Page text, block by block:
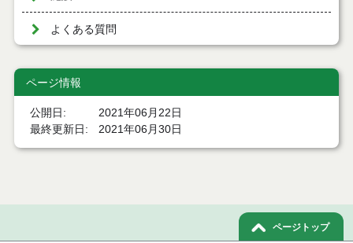
よくある質問
ページ情報
公開日
2021年06月22日
最終更新日
2021年06月30日
ページトップ